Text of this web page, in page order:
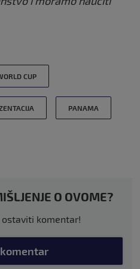
CUP
PANAMA
O OVOME?
ostaviti komentar!